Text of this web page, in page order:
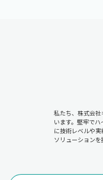
私たち、株式会
います。堅牢で
に技術レベルや
ソリューションを